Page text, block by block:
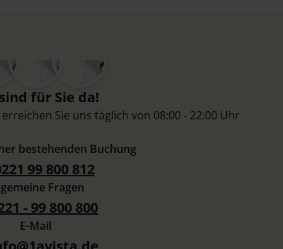
für Sie da!
Sie uns täglich von 08:00 - 22:00 Uhr
bestehenden Buchung
99 800 812
Fragen
- 99 800 800
E-Mail